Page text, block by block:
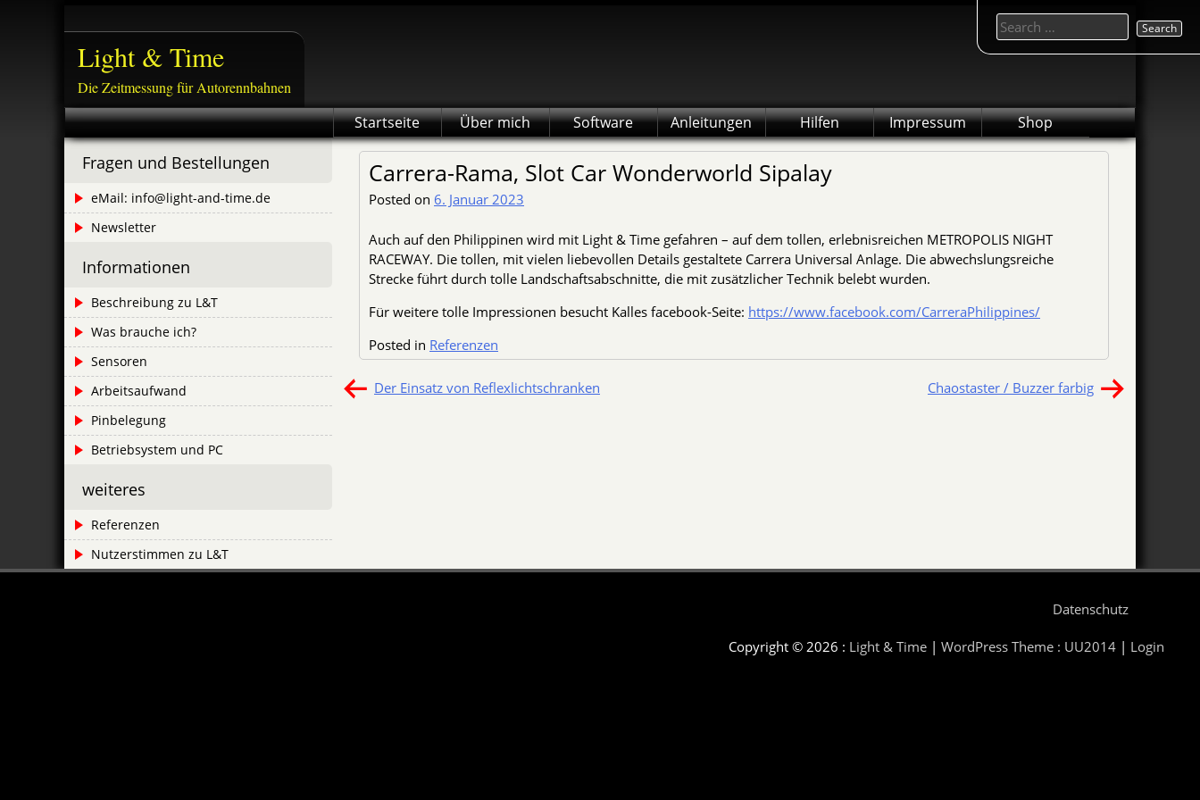
Light & Time
Die Zeitmessung für Autorennbahnen
Startseite Über mich Software Anleitungen Hilfen Impressum Shop
Search
for:
Carrera-Rama, Slot Car Wonderworld Sipalay
Posted on 6. Januar 2023
Auch auf den Philippinen wird mit Light & Time gefahren – auf dem tollen, erlebnisreichen METROPOLIS NIGHT
RACEWAY. Die tollen, mit vielen liebevollen Details gestaltete Carrera Universal Anlage. Die abwechslungsreiche
Strecke führt durch tolle Landschaftsabschnitte, die mit zusätzlicher Technik belebt wurden.
Für weitere tolle Impressionen besucht Kalles facebook-Seite: https://www.facebook.com/CarreraPhilippines/
Posted in Referenzen
Beitragsnavigation
Der Einsatz von Reflexlichtschranken Chaostaster / Buzzer farbig
Fragen und Bestellungen
eMail: info@light-and-time.de
Newsletter
Informationen
Beschreibung zu L&T
Was brauche ich?
Sensoren
Arbeitsaufwand
Pinbelegung
Betriebsystem und PC
weiteres
Referenzen
Nutzerstimmen zu L&T
Datenschutz
Copyright © 2026 : Light & Time | WordPress Theme : UU2014 | Login